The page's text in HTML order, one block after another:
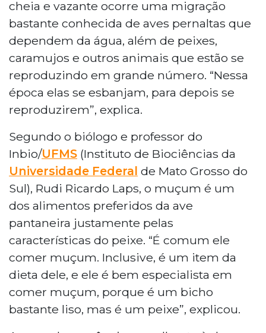
cheia e vazante ocorre uma migração
bastante conhecida de aves pernaltas que
dependem da água, além de peixes,
caramujos e outros animais que estão se
reproduzindo em grande número. “Nessa
época elas se esbanjam, para depois se
reproduzirem”, explica.
Segundo o biólogo e professor do
Inbio/UFMS (Instituto de Biociências da
Universidade Federal de Mato Grosso do
Sul), Rudi Ricardo Laps, o muçum é um
dos alimentos preferidos da ave
pantaneira justamente pelas
características do peixe. “É comum ele
comer muçum. Inclusive, é um item da
dieta dele, e ele é bem especialista em
comer muçum, porque é um bicho
bastante liso, mas é um peixe”, explicou.